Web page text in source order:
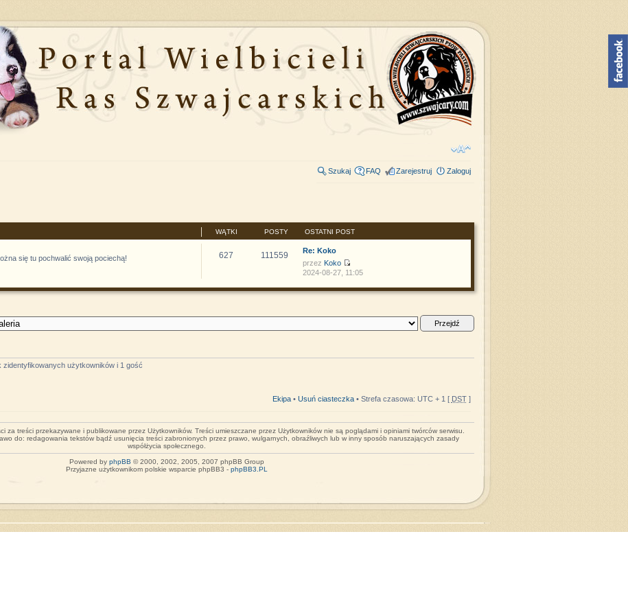
Szukaj FAQ Zarejestruj Zaloguj
WĄTKI POSTY OSTATNI POST
się tu pochwalić swoją pociechą!
627 111559
Re: Koko
przez Koko
2024-08-27, 11:05
zidentyfikowanych użytkowników i 1 gość
Ekipa• Usuń ciasteczka• Strefa czasowa: UTC + 1 [ DST]
za treści przekazywane i publikowane przez Użytkowników. Treści umieszczane przez Użytkowników nie są poglądami i opiniami twórców serwisu.
do: redagowania tekstów bądź usunięcia treści zabronionych przez prawo, wulgarnych, obraźliwych lub w inny sposób naruszających zasady
współżycia społecznego.
Powered by phpBB © 2000, 2002, 2005, 2007 phpBB Group
Przyjazne użytkownikom polskie wsparcie phpBB3 - phpBB3.PL